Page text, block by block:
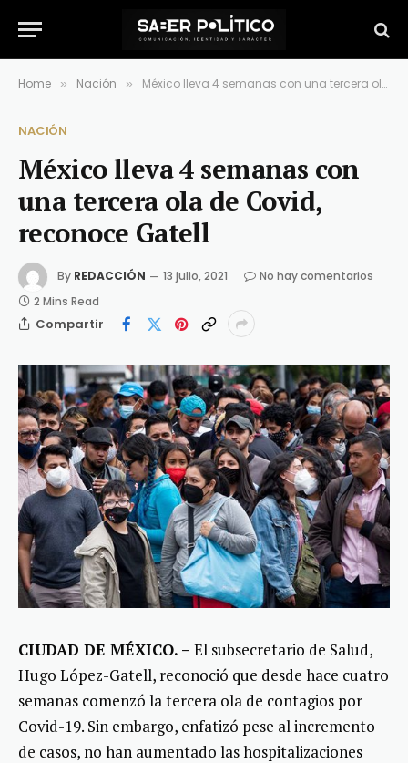
Home » Nación » México lleva 4 semanas con una tercera ola de Covid, reconoce Gatell
NACIÓN
México lleva 4 semanas con
una tercera ola de Covid,
reconoce Gatell
By REDACCIÓN 13 julio, 2021
No hay comentarios
2 Mins Read
Compartir
CIUDAD DE MÉXICO. – El subsecretario de Salud,
Hugo López-Gatell, reconoció que desde hace cuatro
semanas comenzó la tercera ola de contagios por
Covid-19. Sin embargo, enfatizó pese al incremento
de casos, no han aumentado las hospitalizaciones